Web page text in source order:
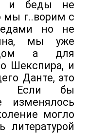
и беды не
мы г..ворим с
но не
мы уже
а для
Шекспира, и
Данте, это
Если бы
изменялось
могло
литературой